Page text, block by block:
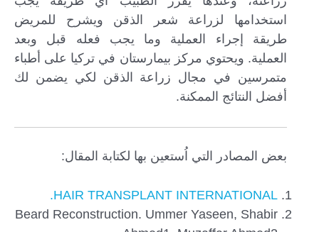
استخدامها لزراعة شعر الذقن ويشرح للمريض
طريقة إجراء العملية وما يجب فعله قبل وبعد
العملية. ويحتوي مركز بيمارستان في تركيا على أطباء
متمرسين في مجال زراعة الذقن لكي يضمن لك
أفضل النتائج الممكنة.
بعض المصادر التي اُستعين بها لكتابة المقال:
HAIR TRANSPLANT INTERNATIONAL.
Beard Reconstruction. Ummer Yaseen, Shabir